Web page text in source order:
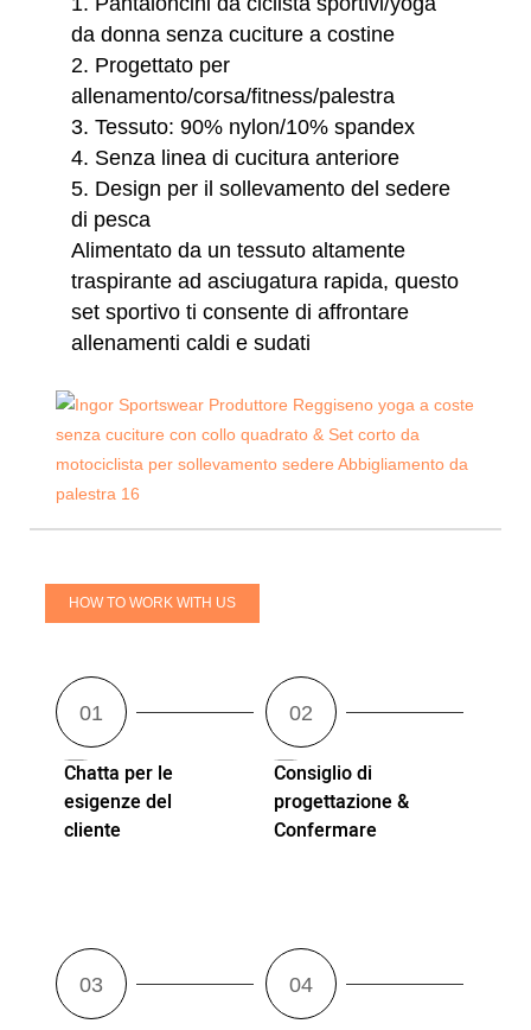
da donna senza cuciture a costine
2. Progettato per
allenamento/corsa/fitness/palestra
3. Tessuto: 90% nylon/10% spandex
4. Senza linea di cucitura anteriore
5. Design per il sollevamento del sedere
di pesca
Alimentato da un tessuto altamente
traspirante ad asciugatura rapida, questo
set sportivo ti consente di affrontare
allenamenti caldi e sudati
HOW TO WORK WITH US
Chatta per le
esigenze del
cliente
Consiglio di
progettazione &
Confermare